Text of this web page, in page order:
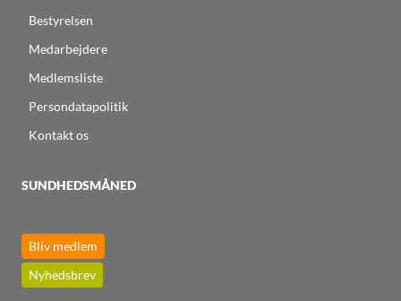
Bestyrelsen
Medarbejdere
Medlemsliste
Persondatapolitik
Kontakt os
SUNDHEDSMÅNED
Bliv medlem
Nyhedsbrev